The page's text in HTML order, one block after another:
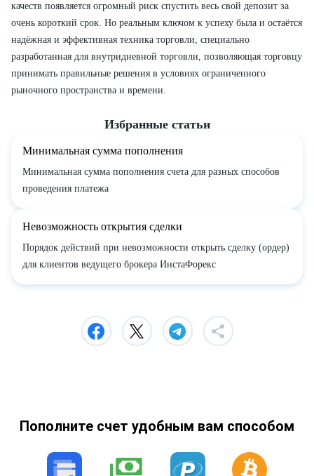
качеств появляется огромный риск спустить весь свой депозит за
очень короткий срок. Но реальным ключом к успеху была и остаётся
надёжная и эффективная техника торговли, специально
разработанная для внутридневной торговли, позволяющая торговцу
принимать правильные решения в условиях ограниченного
рыночного пространства и времени.
Избранные статьи
Минимальная сумма пополнения
Минимальная сумма пополнения счета для разных способов
проведения платежа
Невозможность открытия сделки
Порядок действий при невозможности открыть сделку (ордер)
для клиентов ведущего брокера ИнстаФорекс
Пополните счет удобным вам способом